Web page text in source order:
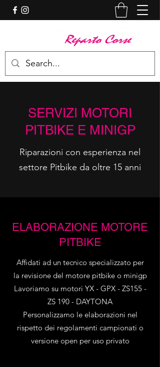
SERVIZI MOTORI
PITBIKE E MINIGP
Riparazioni con esperienza nel
settore Pitbike da oltre 15 anni
ELABORAZIONE MOTORE
PITBIKE
Affidati ad un tecnico specializzato per
la revisione del motore pitbike o minigp
Lavoriamo su motori YX - GPX - ZS155 -
ZS 190 - DAYTONA
Personalizzamo le elaborazioni nel
rispetto dei regolamenti campionati o
versione open per uso privato